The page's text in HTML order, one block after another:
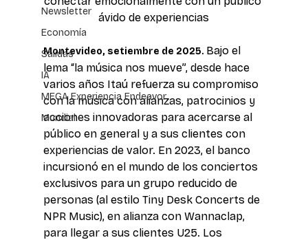
Newsletter
Economía
Salidas
IA
MEGA Experiencia Endeavor
Mundial
ávido de experiencias
Montevideo, setiembre de 2025. Bajo el
lema “la música nos mueve”, desde hace
varios años Itaú refuerza su compromiso
con la música con alianzas, patrocinios y
acciones innovadoras para acercarse al
público en general y a sus clientes con
experiencias de valor. En 2023, el banco
incursionó en el mundo de los conciertos
exclusivos para un grupo reducido de
personas (al estilo Tiny Desk Concerts de
NPR Music), en alianza con Wannaclap,
para llegar a sus clientes U25. Los